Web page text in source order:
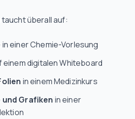
überall auf:
in einer Chemie-Vorlesung
einem digitalen Whiteboard
in einem Medizinkurs
und Grafiken in einer